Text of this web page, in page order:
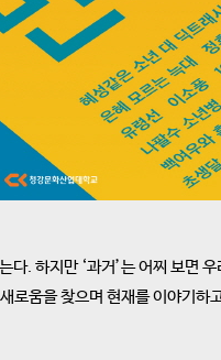
다. 하지만 ‘과거’는 어찌 보면
움을 찾으며 현재를 이야기